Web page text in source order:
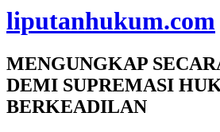
liputanhukum.com
MENGUNGKAP
DEMI SUPREMASI
BERKEADILAN